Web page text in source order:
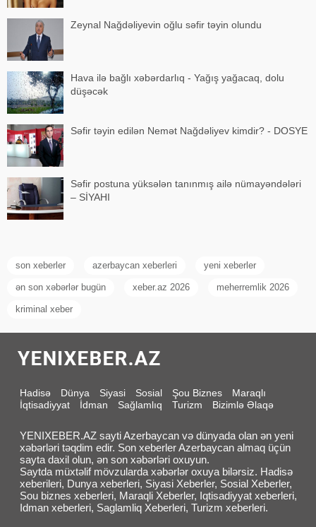
Zeynal Nağdəliyevin oğlu səfir təyin olundu
Hava ilə bağlı xəbərdarlıq - Yağış yağacaq, dolu
düşəcək
Səfir təyin edilən Nemət Nağdəliyev kimdir? - DOSYE
Səfir postuna yüksələn tanınmış ailə nümayəndələri
– SİYAHI
son xeberler azerbaycan xeberleri yeni xeberler
ən son xəbərlər bugün xeber.az 2026 meherremlik 2026
kriminal xeber
Hadisə Dünya Siyasi Sosial Şou Biznes
Maraqlı
İqtisadiyyat
İdman Sağlamlıq Turizm Bizimlə Əlaqə
YENIXEBER.AZ sayti Azerbaycan və dünyada olan ən yeni
xəbərləri təqdim edir. Son xeberler Azerbaycan almaq üçün
sayta daxil olun, ən son xəbərləri oxuyun.
Saytda müxtəlif mövzularda xəbərlər oxuya bilərsiz. Hadisə
xeberileri, Dunya xeberleri, Siyasi Xeberler, Sosial Xeberler,
Sou biznes xeberleri, Maraqli Xeberler, Iqtisadiyyat xeberleri,
Idman xeberleri, Saglamliq Xeberleri, Turizm xeberleri.